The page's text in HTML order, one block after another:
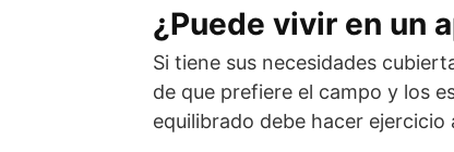
¿Puede vivir en un
Si tiene sus necesidades
de que prefiere el campo y los
equilibrado debe hacer ejercicio